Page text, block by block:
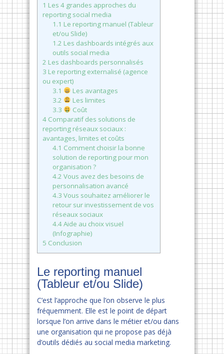
1 Les 4 grandes approches du
reporting social media
1.1 Le reporting manuel (Tableur
et/ou Slide)
1.2 Les dashboards intégrés aux
outils social media
2 Les dashboards personnalisés
3 Le reporting externalisé (agence
ou expert)
3.1
Les avantages
3.2
Les limites
3.3
Coût
4 Comparatif des solutions de
reporting réseaux sociaux :
avantages, limites et coûts
4.1 Comment choisir la bonne
solution de reporting pour mon
organisation ?
4.2 Vous avez des besoins de
personnalisation avancé
4.3 Vous souhaitez améliorer le
retour sur investissement de vos
réseaux sociaux
4.4Aide au choix visuel
(Infographie)
5 Conclusion
Le reporting manuel
(Tableur et/ou Slide)
C’est l’approche que l’on observe le plus
fréquemment. Elle est le point de départ
lorsque l’on arrive dans le métier et/ou dans
une organisation qui ne propose pas déjà
d’outils dédiés au social media marketing.